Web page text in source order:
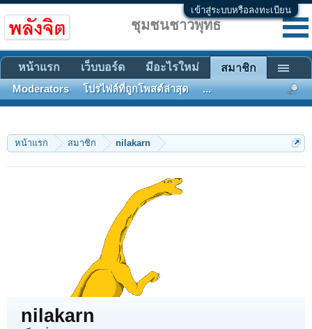
เข้าสู่ระบบหรือลงทะเบียน
หน้าแรก สมาชิก nilakarn
nilakarn
ชุมชนชาวพุทธ
หน้าแรก เว็บบอร์ด มีอะไรใหม่ สมาชิก
Moderators โปรไฟล์ที่ถูกโพสต์ล่าสุด ...